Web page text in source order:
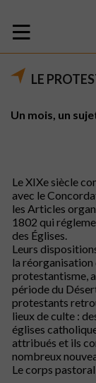
LE
Un mois, un
LeXIXe siècle
avec le
les Articles
1802 qui
des Églises.
Leurs
la réorganisation
protestantisme,
période du
protestants
lieux de culte :
églises
attribués et ils
nombreux
Le corps